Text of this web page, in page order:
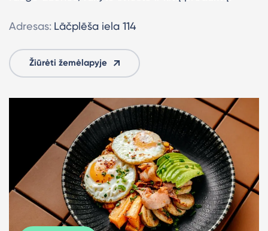
Adresas: Lāčplēša iela 114
Žiūrėti žemėlapyje